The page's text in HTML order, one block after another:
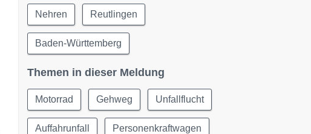
Nehren Reutlingen
Baden-Württemberg
Themen in dieser Meldung
Motorrad Gehweg Unfallflucht
Auffahrunfall Personenkraftwagen